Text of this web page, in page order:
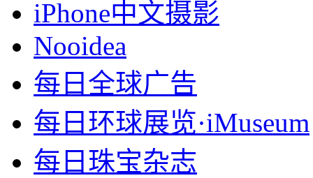
iPhone中文摄影
Nooidea
每日全球广告
每日环球展览·iMuseum
每日珠宝杂志